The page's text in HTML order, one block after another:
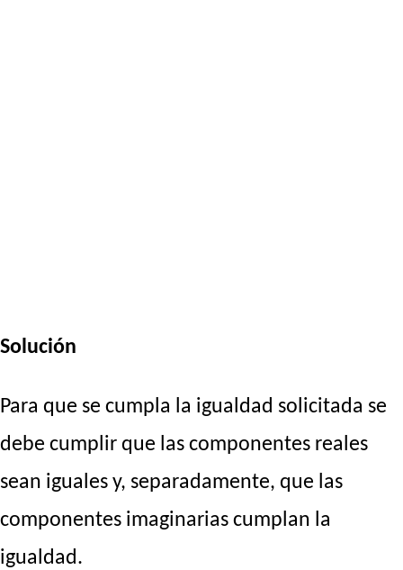
Solución
Para que se cumpla la igualdad solicitada se
debe cumplir que las componentes reales
sean iguales y, separadamente, que las
componentes imaginarias cumplan la
igualdad.